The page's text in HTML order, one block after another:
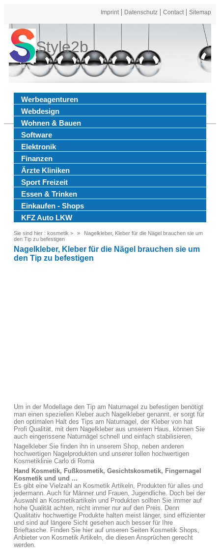
Imprint Datenschutz Contact Sitemap
Style2b
Werbeagenturen
Webdesign
Wohnen & Bauen
Software
Elektronik
Finanzen
Ärzte Kliniken
Sport Freizeit
Essen & Trinken
Einkaufen - Shops
KFZ Auto LKW
Sie sind hier : kosmetik >
Nagelkleber, Kleber für die Nägel brauchen sie um
den Tip zu befestigen
Nagelkleber, Kleber für die Nägel brauchen sie um
den Tip zu befestigen
Um in der Modellage den Tip am Naturnagel zu befestigen benötigt
man einen speziellen Kleber auch Nagelkleber genannt, er sorgt für
den optimalen Halt des Tips am Naturnagel, der Kleber von hat
Profi Qualität, mit dem Nagelkleber aus unserem Haus, können Sie
auch eingerissene Naturnägel schnell und einfach stabilisieren,
Nagelkleber Sie finden ihn in unserem Shop, neben anderen
hochwertigen Nagelprodukten und unserer tollen hochwertigen
Kosmetiklinie Carlo di Roma
Hand Kosmetik, Fußkosmetik, Gesichtskosmetik, Fingernagel
Kosmetik und und ...
Es gibt eine Vielzahl an Kosmetik Artikeln, Produkten für alles und
jedermann. Auch für Männer und Frauen, Jugendliche. Doch bei der
Auswahl an Kosmetikartikeln und Produkten sollten Sie immer auf
hohe Qualität achten, nicht immer nur auf den Preis. Denn
Qualitativ hochwertige Produkte halten meist länger, sind effizienter
und sind auf längere Sicht gesehen auch besser für Ihre
Brieftasche. Finden Sie hier auf unseren Seiten Kosmetik Shops,
Anbieter von Kosmetik Artikeln, die diesen Ansprüchen gerecht
werden.